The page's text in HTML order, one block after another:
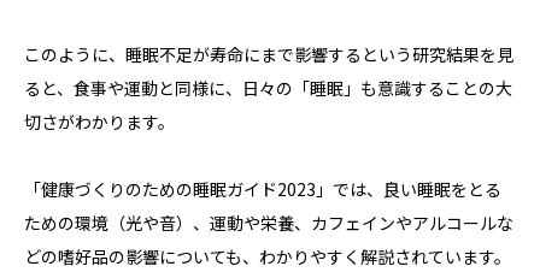
このように、睡眠不足が寿命にまで影響するという研究結果を見
ると、食事や運動と同様に、日々の「睡眠」も意識することの大
切さがわかります。
「健康づくりのための睡眠ガイド2023」では、良い睡眠をとる
ための環境（光や音）、運動や栄養、カフェインやアルコールな
どの嗜好品の影響についても、わかりやすく解説されています。